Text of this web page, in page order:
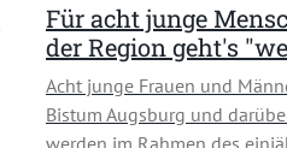
Für acht junge
der Region geht's
Acht junge Frauen und
Bistum Augsburg und
werden im Rahmen des